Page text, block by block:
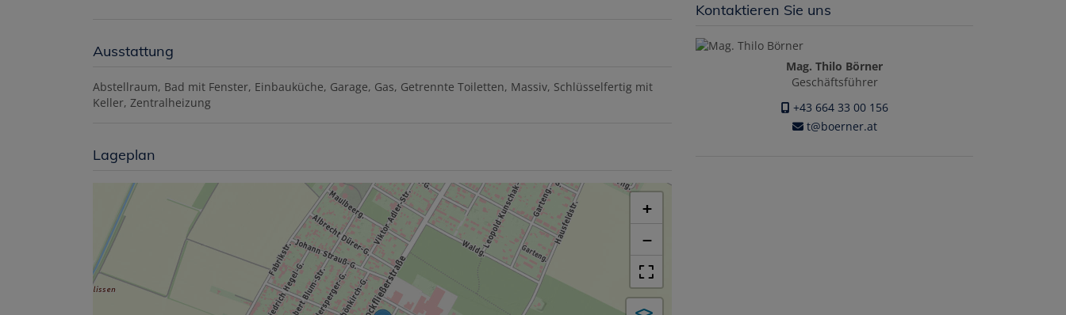
Ausstattung
Abstellraum Bad mit Fenster Einbauküche Garage Gas Getrennte Toiletten Massiv Schlüsselfertig mit
Keller Zentralheizung
Lageplan
+
−
Kontaktieren Sie uns
Mag. Thilo Börner
Geschäftsführer
+43 664 33 00 156
t@boerner.at